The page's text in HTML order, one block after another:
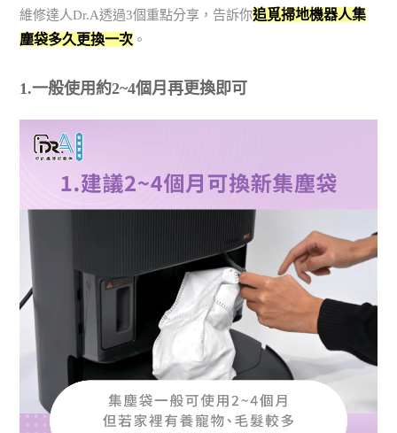
維修達人Dr.A透過3個重點分享，告訴你追覓掃地機器人集
塵袋多久更換一次 。
1.一般使用約2~4個月再更換即可